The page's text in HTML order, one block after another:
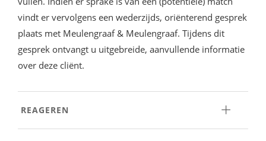
vindt er vervolgens een wederzijds, oriënterend gesprek
plaats met Meulengraaf & Meulengraaf. Tijdens dit
gesprek ontvangt u uitgebreide, aanvullende informatie
over deze cliënt.
REAGEREN